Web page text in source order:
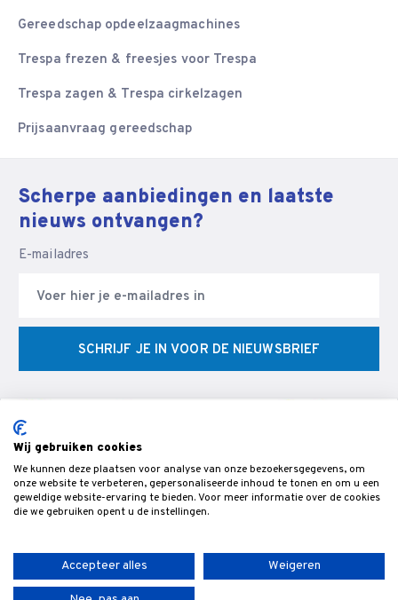
Gereedschap opdeelzaagmachines
Trespa frezen & freesjes voor Trespa
Trespa zagen & Trespa cirkelzagen
Prijsaanvraag gereedschap
Scherpe aanbiedingen en laatste
nieuws ontvangen?
E-mailadres
SCHRIJF JE IN VOOR DE NIEUWSBRIEF
© Veldman Slijptechniek - Slijperij & specialist in CNC
gereedschappen & snijgereedschap voor de bewerking van hout,-
Wij gebruiken cookies
We kunnen deze plaatsen voor analyse van onze bezoekersgegevens, om
onze website te verbeteren, gepersonaliseerde inhoud te tonen en om u een
geweldige website-ervaring te bieden. Voor meer informatie over de cookies
die we gebruiken opent u de instellingen.
Accepteer alles Weigeren